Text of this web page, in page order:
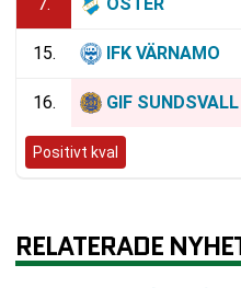
15. IFK VÄRNAMO
16. GIF SUNDSVALL
Positivt kval
RELATERADE